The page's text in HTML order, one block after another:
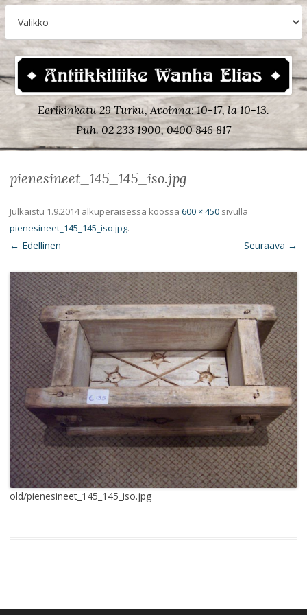
Eerikinkatu 29 Turku, Avoinna: 10-17, la 10-13.
Puh. 02 233 1900, 0400 846 817
pienesineet_145_145_iso.jpg
Julkaistu 1.9.2014alkuperäisessä koossa 600 × 450 sivulla
pienesineet_145_145_iso.jpg.
← Edellinen Seuraava →
old/pienesineet_145_145_iso.jpg